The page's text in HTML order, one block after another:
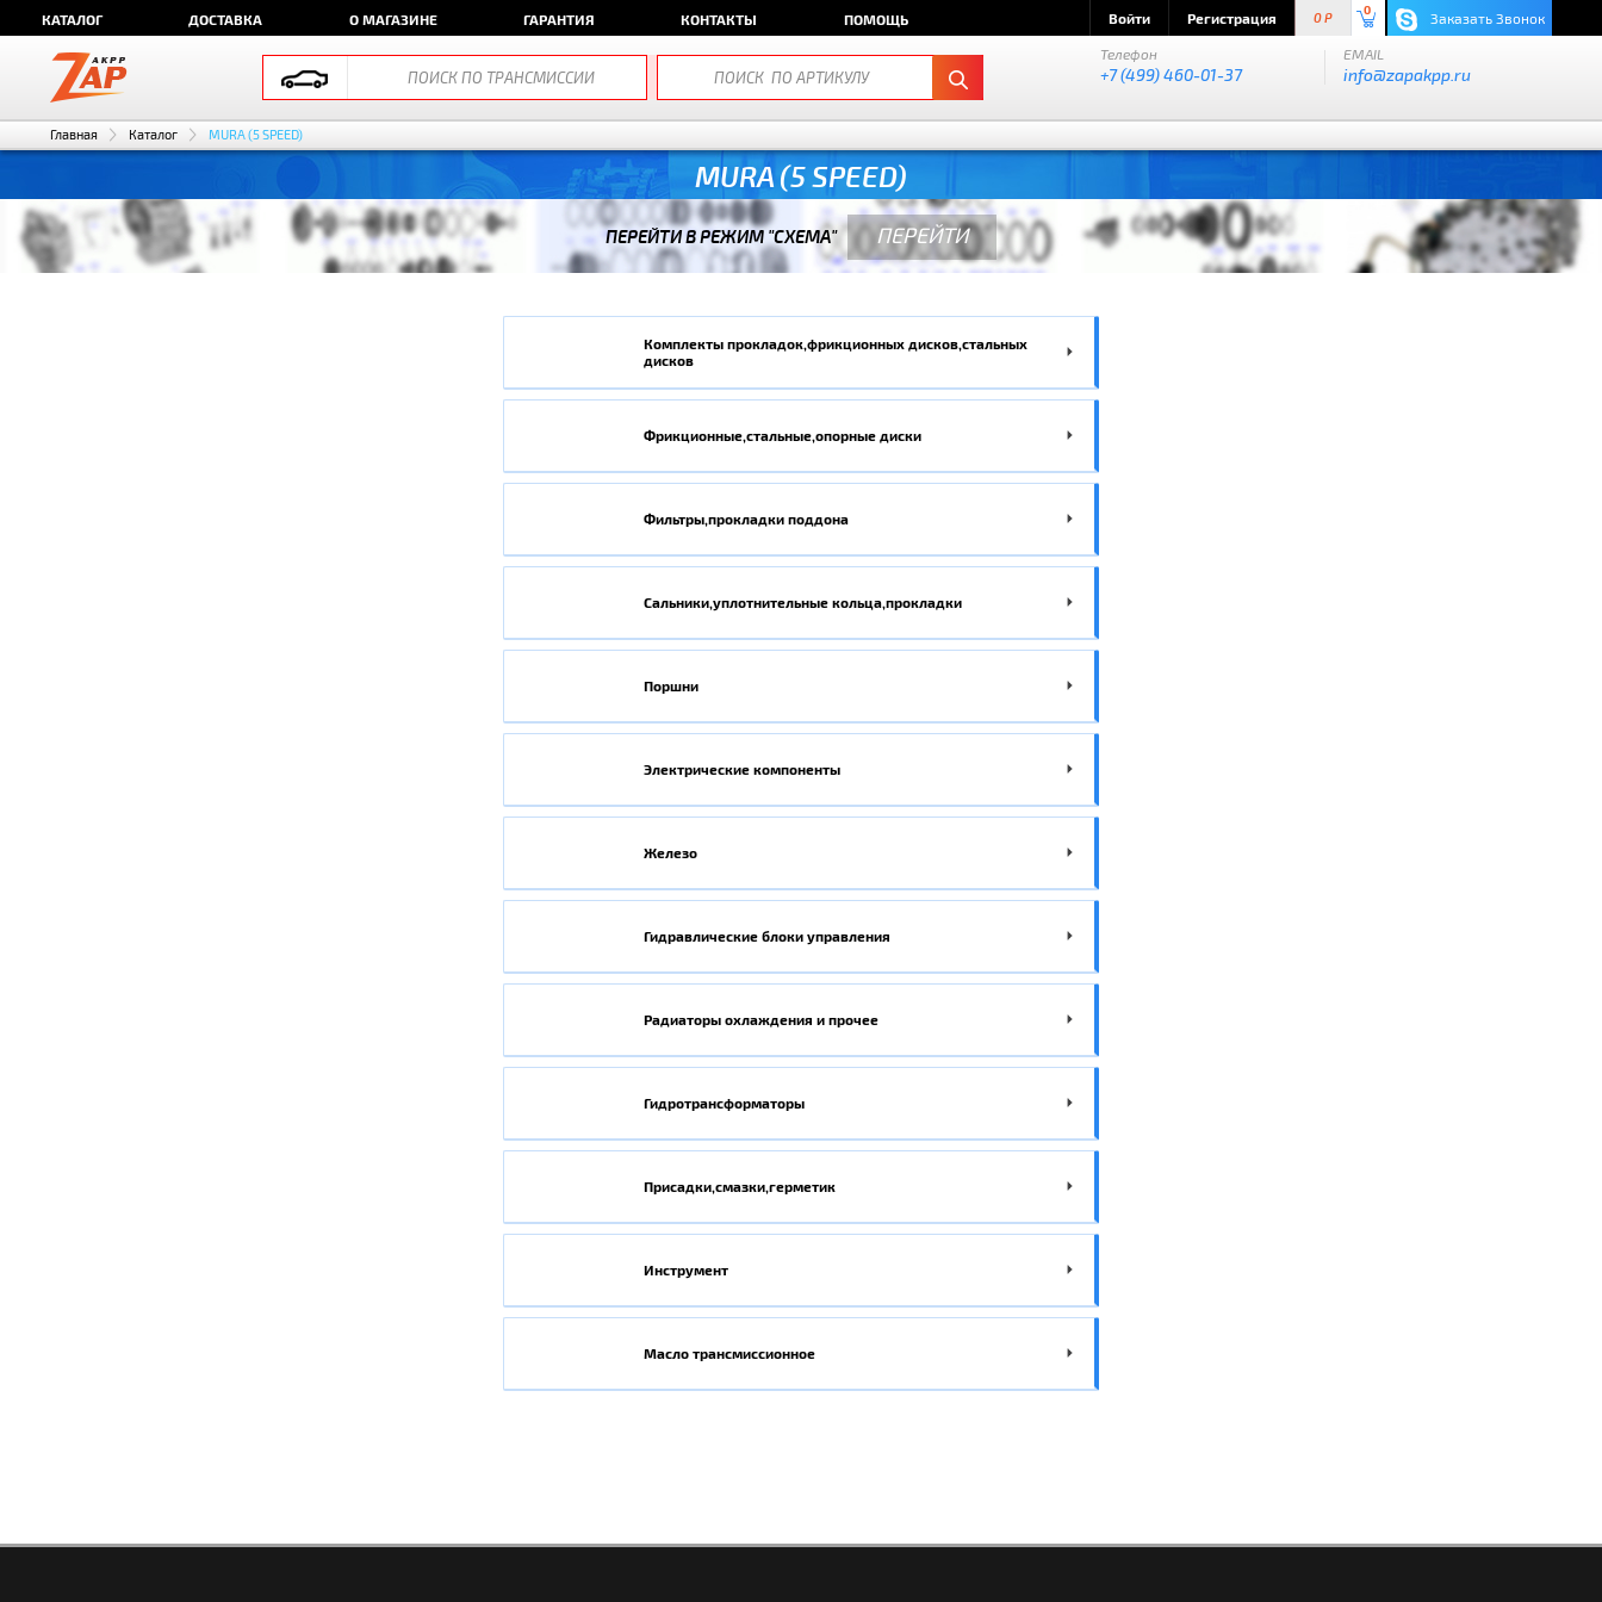
КАТАЛОГ ДОСТАВКА О МАГАЗИНЕ ГАРАНТИЯ КОНТАКТЫ ПОМОЩЬ Войти Регистрация 0 P
0 Заказать Звонок
Телефон
+7 (499) 460-01-37
EMAIL
info@zapakpp.ru
Главная Каталог MURA (5 SPEED)
MURA (5 SPEED)
ПЕРЕЙТИ В РЕЖИМ "СХЕМА" ПЕРЕЙТИ
Комплекты прокладок,фрикционных дисков,стальных
дисков
Фрикционные,стальные,опорные диски
Фильтры,прокладки поддона
Сальники,уплотнительные кольца,прокладки
Поршни
Электрические компоненты
Железо
Гидравлические блоки управления
Радиаторы охлаждения и прочее
Гидротрансформаторы
Присадки,смазки,герметик
Инструмент
Масло трансмиссионное